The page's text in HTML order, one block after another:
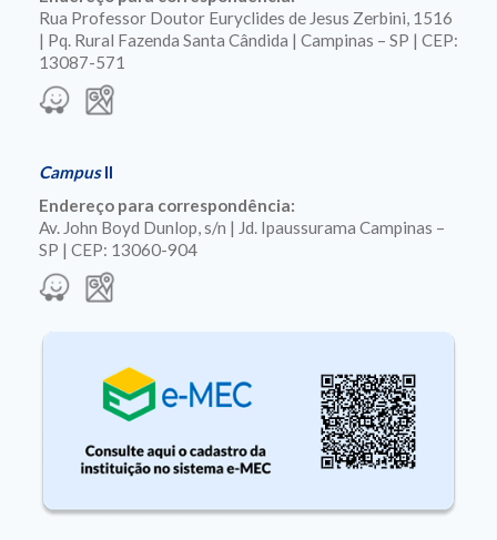
Rua Professor Doutor Euryclides de Jesus Zerbini, 1516
| Pq. Rural Fazenda Santa Cândida | Campinas – SP | CEP:
13087-571
CampusII
Endereço para correspondência:
Av. John Boyd Dunlop, s/n | Jd. Ipaussurama Campinas –
SP | CEP: 13060-904